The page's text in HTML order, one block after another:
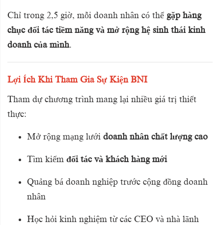
Chỉ trong 2,5 giờ, mỗi doanh nhân có thể gặp hàng
chục đối tác tiềm năng và mở rộng hệ sinh thái kinh
doanh của mình.
Lợi Ích Khi Tham Gia Sự Kiện BNI
Tham dự chương trình mang lại nhiều giá trị thiết
thực:
Mở rộng mạng lưới doanh nhân chất lượng cao
Tìm kiếm đối tác và khách hàng mới
Quảng bá doanh nghiệp trước cộng đồng doanh
nhân
Học hỏi kinh nghiệm từ các CEO và nhà lãnh